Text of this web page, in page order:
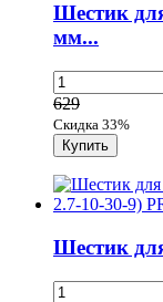
Шестик
мм...
629
Скидка 33%
Шестик